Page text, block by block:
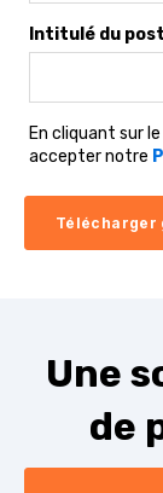
Intitulé du
En cliquant sur
accepter notre
Une
de